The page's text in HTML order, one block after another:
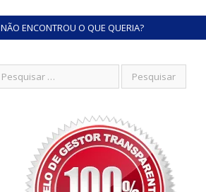
NÃO ENCONTROU O QUE QUERIA?